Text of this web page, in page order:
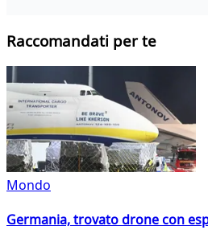
Raccomandati per te
Mondo
Germania, trovato drone con